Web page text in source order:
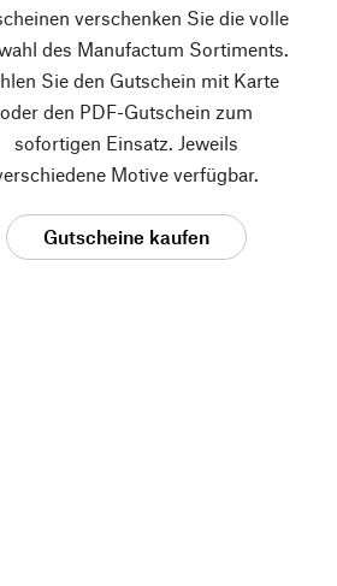
verschenken Sie die volle
des Manufactum Sortiments.
Sie den Gutschein mit Karte
oder den PDF-Gutschein zum
sofortigen Einsatz. Jeweils
Motive verfügbar.
Gutscheine kaufen